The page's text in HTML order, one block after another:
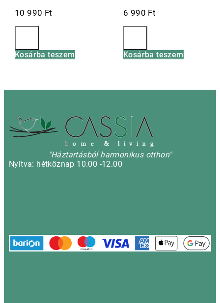
10 990 Ft
Kosárba teszem
6 990 Ft
Kosárba teszem
h o m e & l i v i n g
"Háztartásból harmonikus otthon"
Nyitva: hétköznap 10.00 -12.00